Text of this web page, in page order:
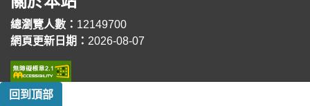
總瀏覽人數： 12149700
網頁更新日期： 2026-08-07
回到頂部